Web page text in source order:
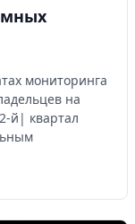
мониторинга
на
й| квартал